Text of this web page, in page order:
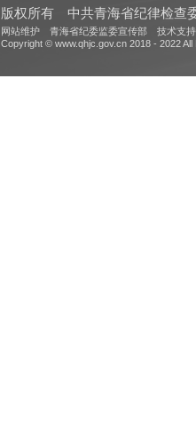
版权所有 中共青海省纪律检查
网站维护 青海省纪委监委宣传部 技术支
Copyright © www.qhjc.gov.cn 2018 - 2022